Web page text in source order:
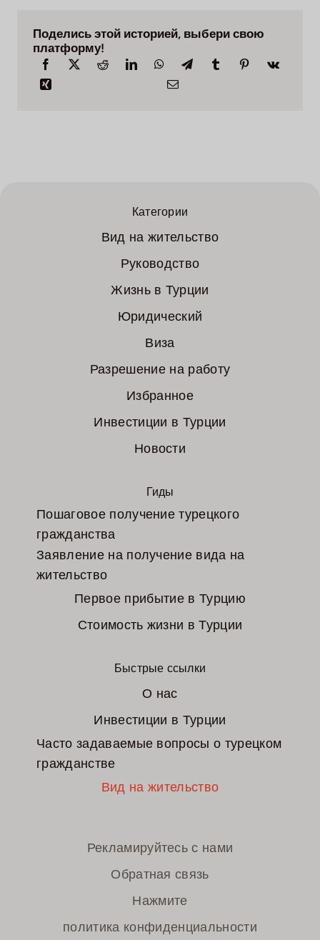
Поделись этой историей, выбери свою
платформу!
Категории
Вид на жительство
Руководство
Жизнь в Турции
Юридический
Виза
Разрешение на работу
Избранное
Инвестиции в Турции
Новости
Гиды
Пошаговое получение турецкого
гражданства
Заявление на получение вида на
жительство
Первое прибытие в Турцию
Стоимость жизни в Турции
Быстрые ссылки
О нас
Инвестиции в Турции
Часто задаваемые вопросы о турецком
гражданстве
Вид на жительство
Рекламируйтесь с нами
Обратная связь
Нажмите
политика конфиденциальности